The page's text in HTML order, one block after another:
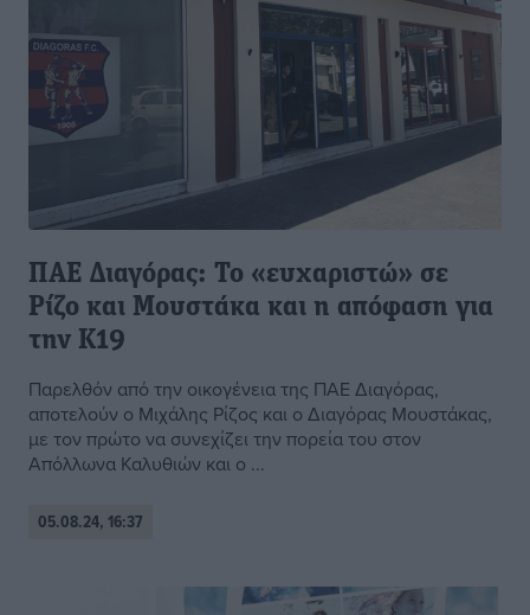
ΠΑΕ Διαγόρας: Το «ευχαριστώ» σε
Ρίζο και Μουστάκα και η απόφαση για
την Κ19
Παρελθόν από την οικογένεια της ΠΑΕ Διαγόρας,
αποτελούν ο Μιχάλης Ρίζος και ο Διαγόρας Μουστάκας,
με τον πρώτο να συνεχίζει την πορεία του στον
Απόλλωνα Καλυθιών και ο ...
05.08.24, 16:37